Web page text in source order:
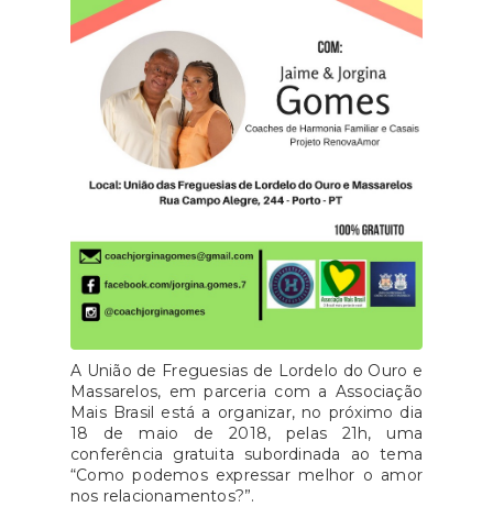
A União de Freguesias de Lordelo do Ouro e
Massarelos, em parceria com a Associação
Mais Brasil está a organizar, no próximo dia
18 de maio de 2018, pelas 21h, uma
conferência gratuita subordinada ao tema
“Como podemos expressar melhor o amor
nos relacionamentos?”.